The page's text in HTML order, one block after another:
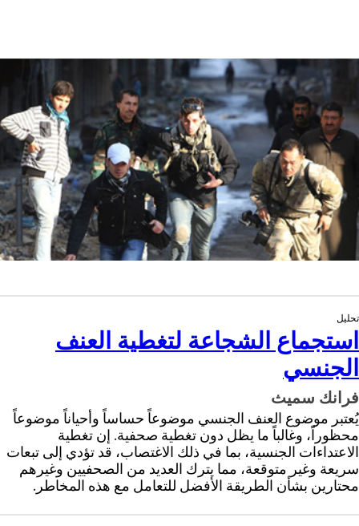
تحليل
استجماع الشجاعة لتغطية العنف
الجنسي
فرانك سميث
يُعتبر موضوع العنف الجنسي موضوعاً حساساً وأحياناً موضوعاً
محظوراً، وغالباً ما يظل دون تغطية صحفية. إن تغطية
الاعتداءات الجنسية، بما في ذلك الاغتصاب، قد تؤدي إلى تبعات
سريعة وغير متوقعة، مما يترك العديد من الصحفيين وغيرهم
محتارين بشأن الطريقة الأفضل للتعامل مع هذه المخاطر.